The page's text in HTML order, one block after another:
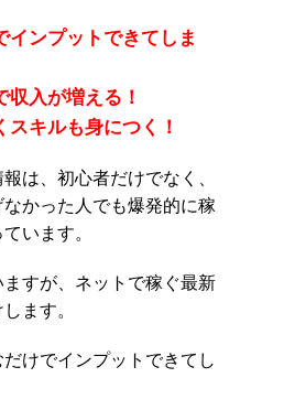
インプットできてしま
入が増える！
スキルも身につく！
は、初心者だけでなく、
かった人でも爆発的に稼
います。
すが、ネットで稼ぐ最新
ます。
けでインプットできてし